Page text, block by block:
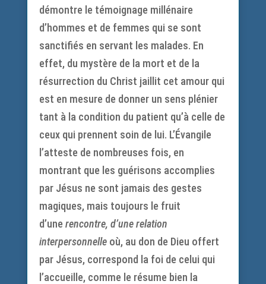
démontre le témoignage millénaire
d’hommes et de femmes qui se sont
sanctifiés en servant les malades. En
effet, du mystère de la mort et de la
résurrection du Christ jaillit cet amour qui
est en mesure de donner un sens plénier
tant à la condition du patient qu’à celle de
ceux qui prennent soin de lui. L’Évangile
l’atteste de nombreuses fois, en
montrant que les guérisons accomplies
par Jésus ne sont jamais des gestes
magiques, mais toujours le fruit
d’une rencontre, d’une relation
interpersonnelleoù, au don de Dieu offert
par Jésus, correspond la foi de celui qui
l’accueille, comme le résume bien la